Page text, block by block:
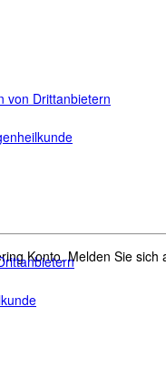
von Drittanbietern
Konto. Melden Sie